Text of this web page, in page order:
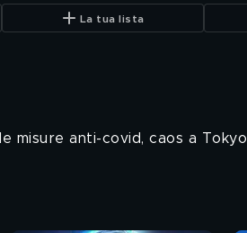
La tua lista
anti-covid, caos a Tokyo